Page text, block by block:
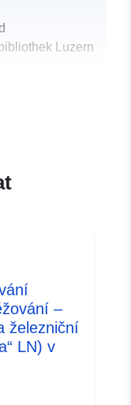
Luzern
88u/dataset/
–
železniční
LN) v